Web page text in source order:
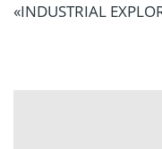
«INDUSTRIAL